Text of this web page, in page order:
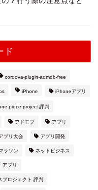
ド
cordova-plugin-admob-free
iPhone iPhoneアプリ
piece project 評判
アドモブ アプリ
プリ大会 アプリ開発
ラソン ネットビジネス
アプリ
プロジェクト 評判